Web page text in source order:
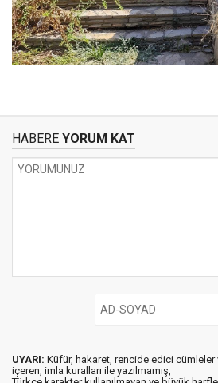
HABERE YORUM KAT
UYARI: Küfür, hakaret, rencide edici cümleler
içeren, imla kuralları ile yazılmamış,